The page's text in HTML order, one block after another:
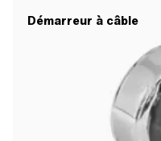
Démarreur à câble